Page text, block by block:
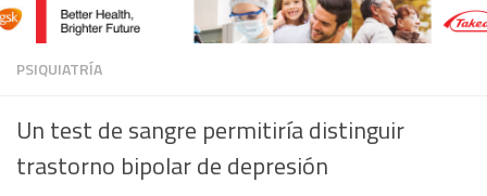
PSIQUIATRÍA
Un test de sangre permitiría distinguir
trastorno bipolar de depresión